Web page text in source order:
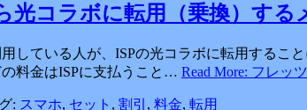
光コラボに転用（乗換）する
している人が、ISPの光コラボに転用するこ
料金はISPに支払うこと… Read More: フレッ
: スマホ, セット , 割引 , 料金, 転用